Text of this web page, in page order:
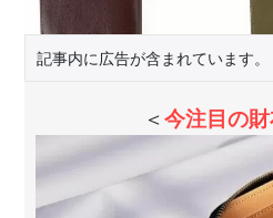
記事内に広告が含まれています。
＜ 今注目の